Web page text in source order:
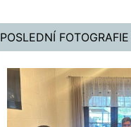
POSLEDNÍ FOTOGRAFIE